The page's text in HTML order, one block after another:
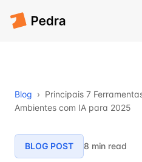
Blog › Principais 7
Ambientes com IA para 2025
BLOG POST 8 min read